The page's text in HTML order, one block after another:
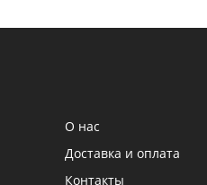
О нас
Доставка и оплата
Контакты